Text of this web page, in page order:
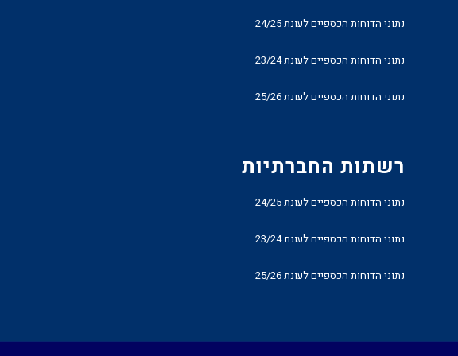
נתוני הדוחות הכספיים לעונת 24/25
נתוני הדוחות הכספיים לעונת 23/24
נתוני הדוחות הכספיים לעונת 25/26
רשתות החברתיות
נתוני הדוחות הכספיים לעונת 24/25
נתוני הדוחות הכספיים לעונת 23/24
נתוני הדוחות הכספיים לעונת 25/26